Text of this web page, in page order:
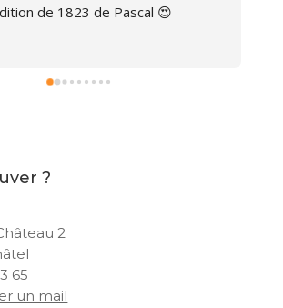
de 1823 de Pascal 😍
?
2
65
un mail